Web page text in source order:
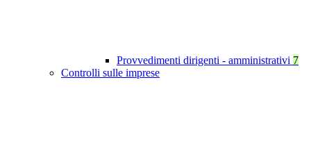
Provvedimenti dirigenti - amministrativi 7
Controlli sulle imprese